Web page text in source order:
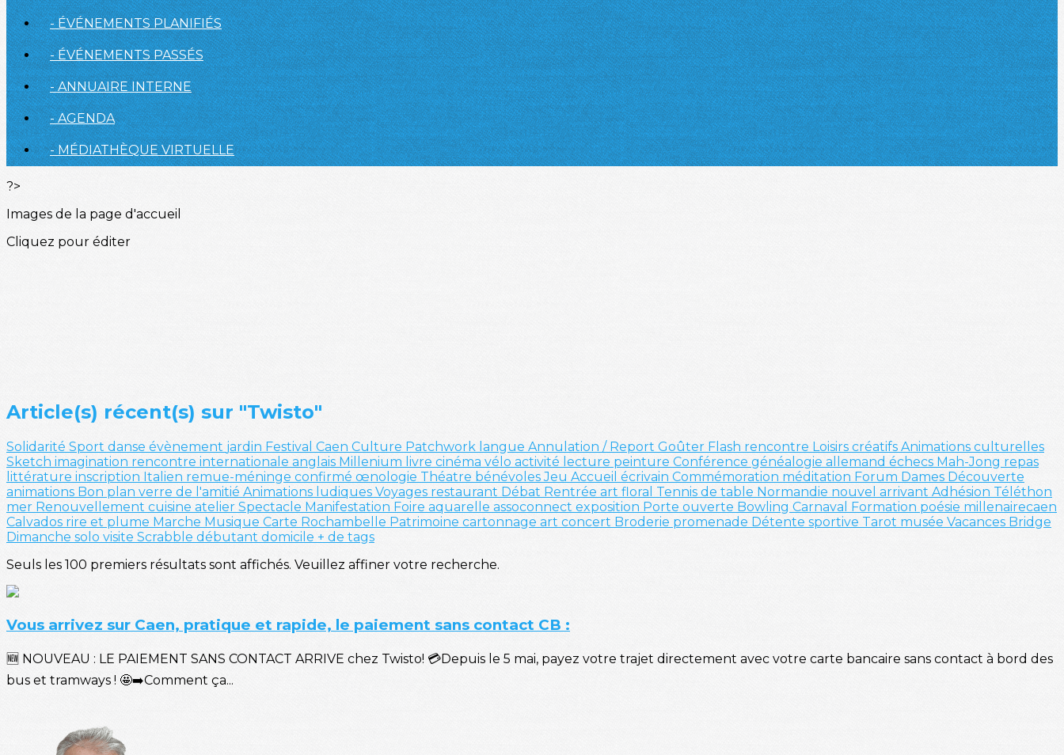
- ÉVÉNEMENTS PLANIFIÉS
- ÉVÉNEMENTS PASSÉS
- ANNUAIRE INTERNE
- AGENDA
- MÉDIATHÈQUE VIRTUELLE
?>
Images de la page d'accueil
Cliquez pour éditer
Article(s) récent(s) sur "Twisto"
Solidarité Sport danse évènement jardin Festival Caen Culture Patchwork langue Annulation / Report Goûter Flash rencontre Loisirs créatifs Animations culturelles
Sketch imagination rencontre internationale anglais Millenium livre cinéma vélo activité lecture peinture Conférence généalogie allemand échecs Mah-Jong repas
littérature inscription Italien remue-méninge confirmé œnologie Théatre bénévolesJeu Accueil écrivain Commémoration méditation Forum Dames Découverte
animations Bon plan verre de l'amitié Animations ludiques Voyages restaurant Débat Rentrée art floral Tennis de table Normandie nouvel arrivant Adhésion Téléthon
mer Renouvellement cuisine atelier Spectacle Manifestation Foire aquarelle assoconnect exposition Porte ouverte Bowling Carnaval Formation poésie millenairecaen
Calvados rire et plume Marche Musique Carte Rochambelle Patrimoine cartonnage art concert Broderie promenade Détente sportive Tarot musée Vacances Bridge
Dimanche solo visite Scrabble débutant domicile + de tags
Seuls les 100 premiers résultats sont affichés. Veuillez affiner votre recherche.
Vous arrivez sur Caen, pratique et rapide, le paiement sans contact CB :
🆕 NOUVEAU : LE PAIEMENT SANS CONTACT ARRIVE chez Twisto! 💳Depuis le 5 mai, payez votre trajet directement avec votre carte bancaire sans contact à bord des
bus et tramways ! 🤩➡️Comment ça...